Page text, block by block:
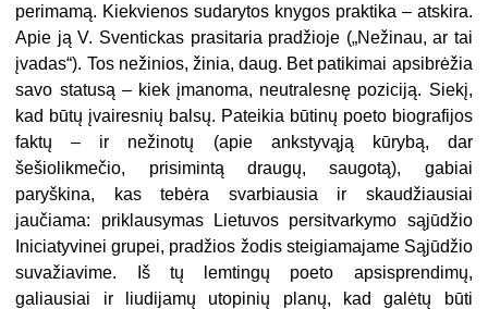
perimamą. Kiekvienos sudarytos knygos praktika – atskira.
Apie ją V. Sventickas prasitaria pradžioje („Nežinau, ar tai
įvadas“). Tos nežinios, žinia, daug. Bet patikimai apsibrėžia
savo statusą – kiek įmanoma, neutralesnę poziciją. Siekį,
kad būtų įvairesnių balsų. Pateikia būtinų poeto biografijos
faktų – ir nežinotų (apie ankstyvąją kūrybą, dar
šešiolikmečio, prisimintą draugų, saugotą), gabiai
paryškina, kas tebėra svarbiausia ir skaudžiausiai
jaučiama: priklausymas Lietuvos persitvarkymo sąjūdžio
Iniciatyvinei grupei, pradžios žodis steigiamajame Sąjūdžio
suvažiavime. Iš tų lemtingų poeto apsisprendimų,
galiausiai ir liudijamų utopinių planų, kad galėtų būti